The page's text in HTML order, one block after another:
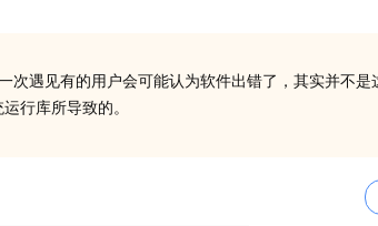
遇见有的用户会可能认为软件出错了，其实并不是
行库所导致的。